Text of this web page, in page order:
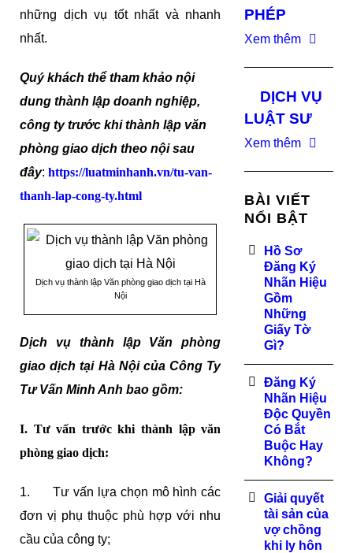
những dịch vụ tốt nhất và nhanh
nhất.
Quý khách thể tham khảo nội
dung thành lập doanh nghiệp,
công ty trước khi thành lập văn
phòng giao dịch theo nội sau
đây: https://luatminhanh.vn/tu-van-
thanh-lap-cong-ty.html
Dịch vụ thành lập Văn phòng giao dịch tại Hà
Nội
Dịch vụ thành lập Văn phòng
giao dịch tại Hà Nội của Công Ty
Tư Vấn Minh Anh bao gồm:
I. Tư vấn trước khi thành lập văn
phòng giao dịch:
1. Tư vấn lựa chọn mô hình các
đơn vị phụ thuộc phù hợp với nhu
cầu của công ty;
PHÉP
Xem thêm
DỊCH VỤ
LUẬT SƯ
Xem thêm
BÀI VIẾT
NỔI BẬT
Hồ Sơ
Đăng Ký
Nhãn Hiệu
Gồm
Những
Giấy Tờ
Gì?
Đăng Ký
Nhãn Hiệu
Độc Quyền
Có Bắt
Buộc Hay
Không?
Giải quyết
tài sản của
vợ chồng
khi ly hôn